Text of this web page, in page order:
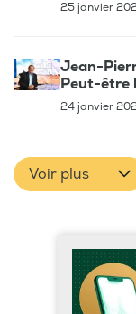
25 janvier
Jean-
Peut-être
24 janvier
Voir plus